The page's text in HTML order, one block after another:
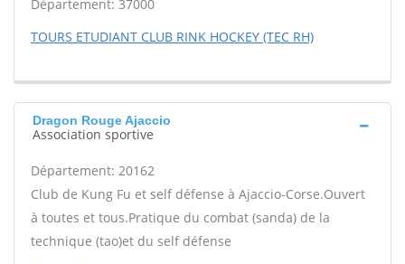
Département: 37000
TOURS ETUDIANT CLUB RINK HOCKEY (TEC RH)
Dragon Rouge Ajaccio
Association sportive
Département: 20162
Club de Kung Fu et self défense à Ajaccio-Corse.Ouvert
à toutes et tous.Pratique du combat (sanda) de la
technique (tao)et du self défense